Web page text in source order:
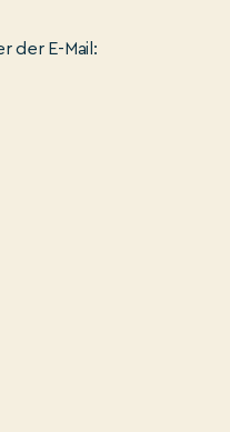
der E-Mail: